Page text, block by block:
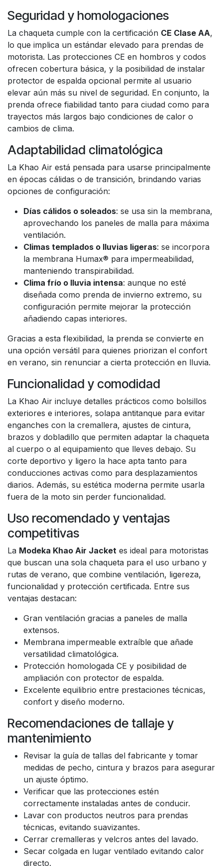
Seguridad y homologaciones
La chaqueta cumple con la certificación CE Clase AA,
lo que implica un estándar elevado para prendas de
motorista. Las protecciones CE en hombros y codos
ofrecen cobertura básica, y la posibilidad de instalar
protector de espalda opcional permite al usuario
elevar aún más su nivel de seguridad. En conjunto, la
prenda ofrece fiabilidad tanto para ciudad como para
trayectos más largos bajo condiciones de calor o
cambios de clima.
Adaptabilidad climatológica
La Khao Air está pensada para usarse principalmente
en épocas cálidas o de transición, brindando varias
opciones de configuración:
Días cálidos o soleados: se usa sin la membrana,
aprovechando los paneles de malla para máxima
ventilación.
Climas templados o lluvias ligeras: se incorpora
la membrana Humax® para impermeabilidad,
manteniendo transpirabilidad.
Clima frío o lluvia intensa: aunque no esté
diseñada como prenda de invierno extremo, su
configuración permite mejorar la protección
añadiendo capas interiores.
Gracias a esta flexibilidad, la prenda se convierte en
una opción versátil para quienes priorizan el confort
en verano, sin renunciar a cierta protección en lluvia.
Funcionalidad y comodidad
La Khao Air incluye detalles prácticos como bolsillos
exteriores e interiores, solapa antitanque para evitar
enganches con la cremallera, ajustes de cintura,
brazos y dobladillo que permiten adaptar la chaqueta
al cuerpo o al equipamiento que lleves debajo. Su
corte deportivo y ligero la hace apta tanto para
conducciones activas como para desplazamientos
diarios. Además, su estética moderna permite usarla
fuera de la moto sin perder funcionalidad.
Uso recomendado y ventajas
competitivas
La Modeka Khao Air Jacket es ideal para motoristas
que buscan una sola chaqueta para el uso urbano y
rutas de verano, que combine ventilación, ligereza,
funcionalidad y protección certificada. Entre sus
ventajas destacan:
Gran ventilación gracias a paneles de malla
extensos.
Membrana impermeable extraíble que añade
versatilidad climatológica.
Protección homologada CE y posibilidad de
ampliación con protector de espalda.
Excelente equilibrio entre prestaciones técnicas,
confort y diseño moderno.
Recomendaciones de tallaje y
mantenimiento
Revisar la guía de tallas del fabricante y tomar
medidas de pecho, cintura y brazos para asegurar
un ajuste óptimo.
Verificar que las protecciones estén
correctamente instaladas antes de conducir.
Lavar con productos neutros para prendas
técnicas, evitando suavizantes.
Cerrar cremalleras y velcros antes del lavado.
Secar colgada en lugar ventilado evitando calor
directo.